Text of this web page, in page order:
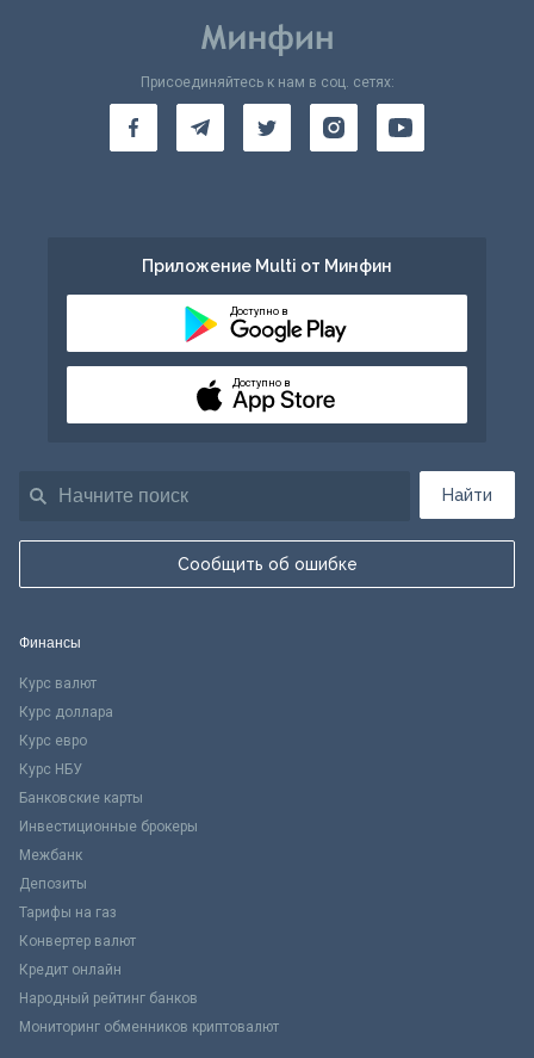
Найти
Сообщить об ошибке
Присоединяйтесь к нам в соц. сетях:
Приложение Multi от Минфин
Доступно в
Доступно в
Финансы
Курс валют
Курс доллара
Курс евро
Курс НБУ
Банковские карты
Инвестиционные брокеры
Межбанк
Депозиты
Тарифы на газ
Конвертер валют
Кредит онлайн
Народный рейтинг банков
Мониторинг обменников криптовалют